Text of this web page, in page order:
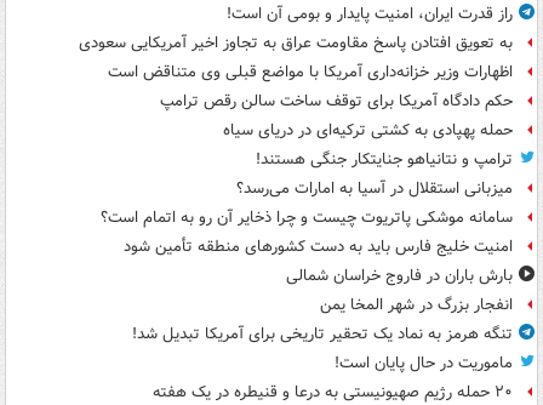
راز قدرت ایران، امنیت پایدار و بومی آن است!
به تعویق افتادن پاسخ مقاومت عراق به تجاوز اخیر آمریکایی سعودی
اظهارات وزیر خزانه‌داری آمریکا با مواضع قبلی وی متناقض است
حکم دادگاه آمریکا برای توقف ساخت سالن رقص ترامپ
حمله پهپادی به کشتی ترکیه‌ای در دریای سیاه
ترامپ و نتانیاهو جنایتکار جنگی هستند!
میزبانی استقلال در آسیا به امارات می‌رسد؟
سامانه موشکی پاتریوت چیست و چرا ذخایر آن رو به اتمام است؟
امنیت خلیج فارس باید به دست کشورهای منطقه تأمین شود
بارش باران در فاروج خراسان شمالی
انفجار بزرگ در شهر المخا یمن
تنگه هرمز به نماد یک تحقیر تاریخی برای آمریکا تبدیل شد!
ماموریت در حال پایان است!
۲۰ حمله رژیم صهیونیستی به درعا و قنیطره در یک هفته